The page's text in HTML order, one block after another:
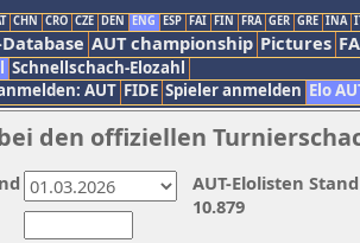
CHN CRO CZE DEN ENG ESP FAI FIN FRA GER GRE INA
AUT championship Pictures
Schnellschach-Elozahl
AUT FIDE Spieler anmelden Elo
den offiziellen
AUT-Elolisten
10.879